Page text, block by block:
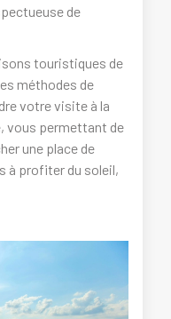
de
touristiques de
méthodes de
votre visite à la
vous permettant de
une place de
à profiter du soleil,